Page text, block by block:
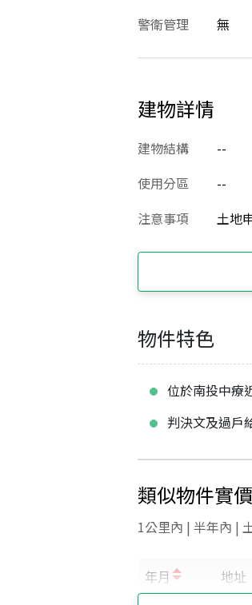
警衛管理
無
建物詳情
建物結構 --
使用分區
--
注意事項
土地
物件特色
位於南投中療
判決文及過戶
類似物件實
1公里內 | 半年內 |